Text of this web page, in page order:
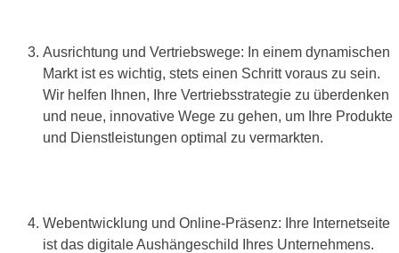
Ausrichtung und Vertriebswege: In einem dynamischen
Markt ist es wichtig, stets einen Schritt voraus zu sein.
Wir helfen Ihnen, Ihre Vertriebsstrategie zu überdenken
und neue, innovative Wege zu gehen, um Ihre Produkte
und Dienstleistungen optimal zu vermarkten.
Webentwicklung und Online-Präsenz: Ihre Internetseite
ist das digitale Aushängeschild Ihres Unternehmens.